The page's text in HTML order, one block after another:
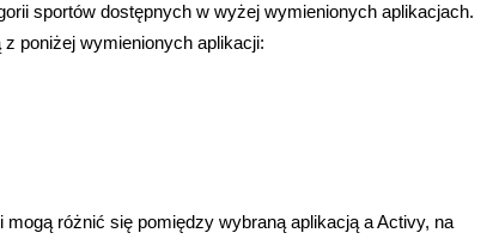
sportów dostępnych w wyżej wymienionych aplikacjach.
poniżej wymienionych aplikacji:
różnić się pomiędzy wybraną aplikacją a Activy, na